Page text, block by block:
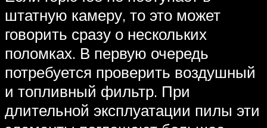
штатную камеру, то это может
говорить сразу о нескольких
поломках. В первую очередь
потребуется проверить воздушный
и топливный фильтр. При
длительной эксплуатации пилы эти